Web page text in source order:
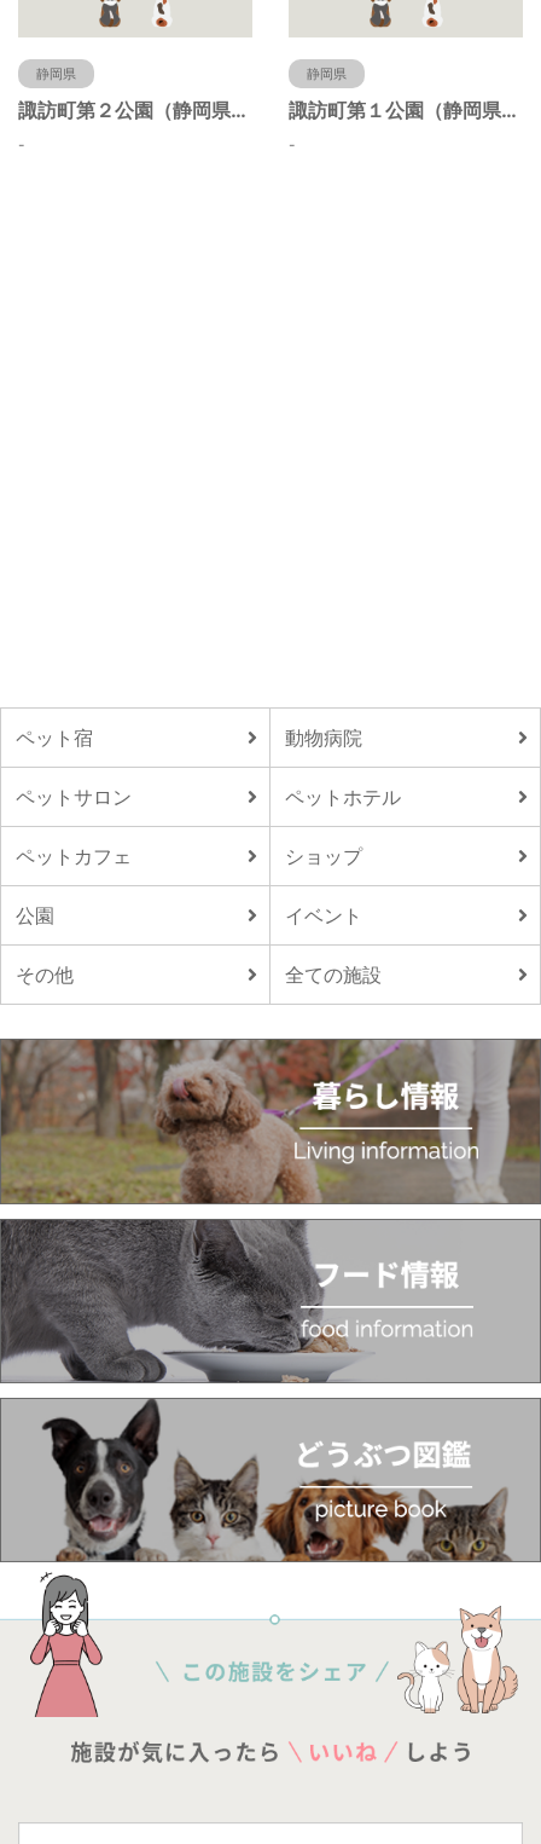
静岡県
諏訪町第２公園（静岡県静岡市）
-
静岡県
諏訪町第１公園（静岡県静岡市）
-
ペット宿 動物病院
ペットサロン ペットホテル
ペットカフェ ショップ
公園 イベント
その他 全ての施設